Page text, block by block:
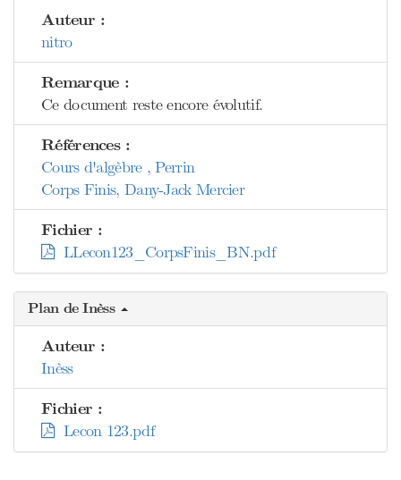
Auteur :
nitro
Remarque :
Ce document reste encore évolutif.
Références :
Cours d'algèbre , Perrin
Corps Finis, Dany-Jack Mercier
Fichier :
LLecon123_CorpsFinis_BN.pdf
Plan de Inèss
Auteur :
Inèss
Fichier :
Lecon 123.pdf